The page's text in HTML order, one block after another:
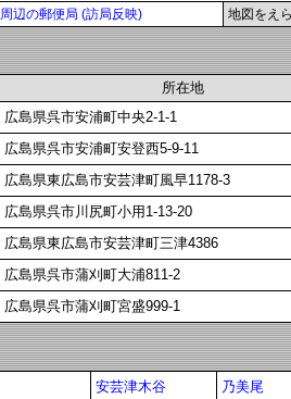
周辺の郵便局 (訪局反映) 地図をえ
所在地
広島県呉市安浦町中央2-1-1
広島県呉市安浦町安登西5-9-11
広島県東広島市安芸津町風早1178-3
広島県呉市川尻町小用1-13-20
広島県東広島市安芸津町三津4386
広島県呉市蒲刈町大浦811-2
広島県呉市蒲刈町宮盛999-1
安芸津木谷
乃美尾